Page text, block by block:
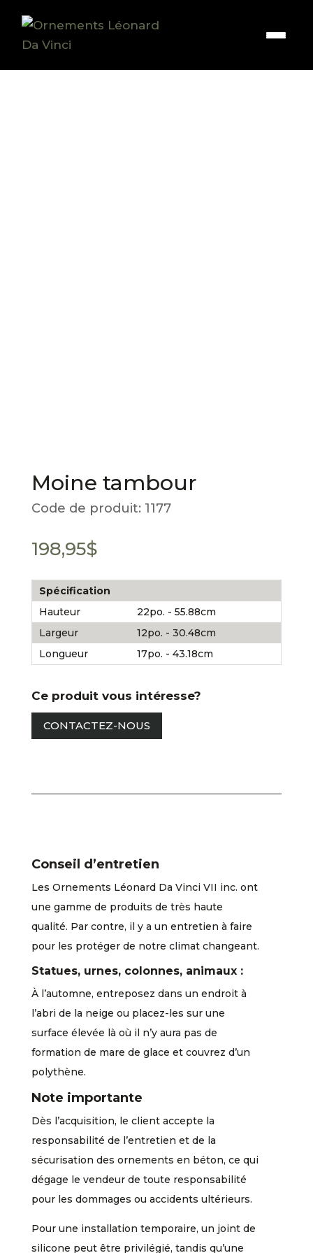
Moine tambour
Code de produit: 1177
198,95$
Spécification
Hauteur
22po. - 55.88cm
Largeur
12po. - 30.48cm
Longueur
17po. - 43.18cm
Ce produit vous intéresse?
CONTACTEZ-NOUS
Conseil d’entretien
Les Ornements Léonard Da Vinci VII inc. ont
une gamme de produits de très haute
qualité. Par contre, il y a un entretien à faire
pour les protéger de notre climat changeant.
Statues, urnes, colonnes, animaux :
À l’automne, entreposez dans un endroit à
l’abri de la neige ou placez-les sur une
surface élevée là où il n’y aura pas de
formation de mare de glace et couvrez d’un
polythène.
Note importante
Dès l’acquisition, le client accepte la
responsabilité de l’entretien et de la
sécurisation des ornements en béton, ce qui
dégage le vendeur de toute responsabilité
pour les dommages ou accidents ultérieurs.
Pour une installation temporaire, un joint de
silicone peut être privilégié, tandis qu’une